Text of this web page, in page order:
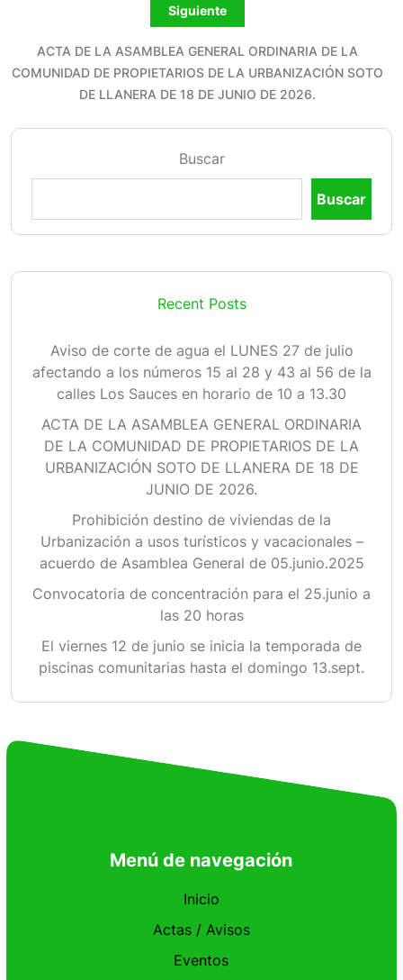
Siguiente
ACTA DE LA ASAMBLEA GENERAL ORDINARIA DE LA
COMUNIDAD DE PROPIETARIOS DE LA URBANIZACIÓN SOTO
DE LLANERA DE 18 DE JUNIO DE 2026.
Buscar
Buscar
Recent Posts
Aviso de corte de agua el LUNES 27 de julio
afectando a los números 15 al 28 y 43 al 56 de la
calles Los Sauces en horario de 10 a 13.30
ACTA DE LA ASAMBLEA GENERAL ORDINARIA
DE LA COMUNIDAD DE PROPIETARIOS DE LA
URBANIZACIÓN SOTO DE LLANERA DE 18 DE
JUNIO DE 2026.
Prohibición destino de viviendas de la
Urbanización a usos turísticos y vacacionales –
acuerdo de Asamblea General de 05.junio.2025
Convocatoria de concentración para el 25.junio a
las 20 horas
El viernes 12 de junio se inicia la temporada de
piscinas comunitarias hasta el domingo 13.sept.
Menú de navegación
Inicio
Actas / Avisos
Eventos